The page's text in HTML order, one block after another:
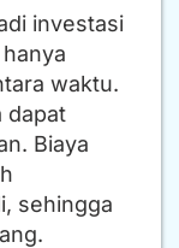
investasi
waktu.
dapat
Biaya
sehingga